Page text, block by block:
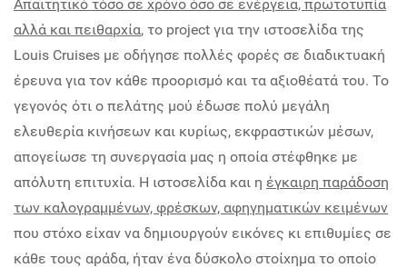
Απαιτητικό τόσο σε χρόνο όσο σε ενέργεια, πρωτοτυπία
αλλά και πειθαρχία, το project για την ιστοσελίδα της
Louis Cruises με οδήγησε πολλές φορές σε διαδικτυακή
έρευνα για τον κάθε προορισμό και τα αξιοθέατά του. Το
γεγονός ότι ο πελάτης μού έδωσε πολύ μεγάλη
ελευθερία κινήσεων και κυρίως, εκφραστικών μέσων,
απογείωσε τη συνεργασία μας η οποία στέφθηκε με
απόλυτη επιτυχία. Η ιστοσελίδα και η έγκαιρη παράδοση
των καλογραμμένων, φρέσκων, αφηγηματικών κειμένων
που στόχο είχαν να δημιουργούν εικόνες κι επιθυμίες σε
κάθε τους αράδα, ήταν ένα δύσκολο στοίχημα το οποίο